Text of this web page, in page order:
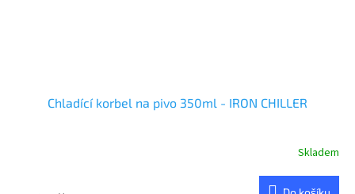
Chladící korbel na pivo 350ml - IRON CHILLER
Skladem